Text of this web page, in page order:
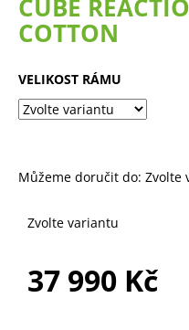
CUBE
COTTON
VELIKOST RÁMU
Můžeme doručit do: Zvolte
Zvolte variantu
37 990 Kč
a
j
í
t
?
D